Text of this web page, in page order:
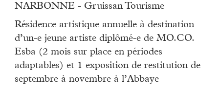
Résidence artistique annuelle à destination
d’un-e jeune artiste diplômé-e de MO.CO.
Esba (2 mois sur place en périodes
adaptables) et 1 exposition de restitution de
septembre à novembre à l’Abbaye